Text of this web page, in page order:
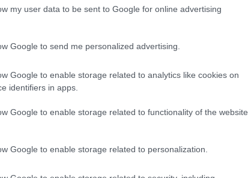
my user data to be sent to Google for online advertising
Google to send me personalized advertising.
Google to enable storage related to analytics like cookies on
identifiers in apps.
Google to enable storage related to functionality of the website
Google to enable storage related to personalization.